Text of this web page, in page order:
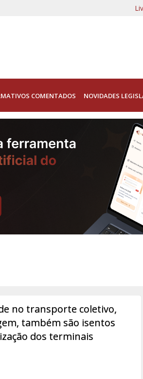
COMENTADOS NOVIDADES
no transporte coletivo,
também são isentos
dos terminais